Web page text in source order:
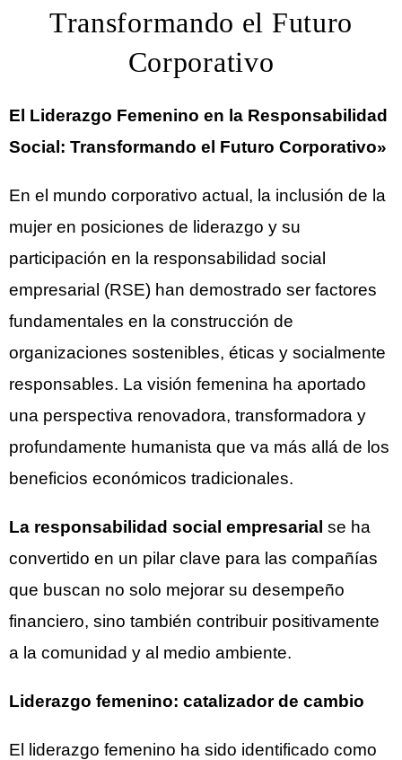
Transformando el Futuro
Corporativo
El Liderazgo Femenino en la Responsabilidad
Social: Transformando el Futuro Corporativo»
En el mundo corporativo actual, la inclusión de la
mujer en posiciones de liderazgo y su
participación en la responsabilidad social
empresarial (RSE) han demostrado ser factores
fundamentales en la construcción de
organizaciones sostenibles, éticas y socialmente
responsables. La visión femenina ha aportado
una perspectiva renovadora, transformadora y
profundamente humanista que va más allá de los
beneficios económicos tradicionales.
La responsabilidad social empresarial se ha
convertido en un pilar clave para las compañías
que buscan no solo mejorar su desempeño
financiero, sino también contribuir positivamente
a la comunidad y al medio ambiente.
Liderazgo femenino: catalizador de cambio
El liderazgo femenino ha sido identificado como